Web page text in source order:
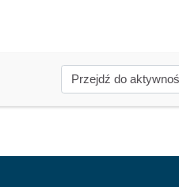
Przejdź do aktywności